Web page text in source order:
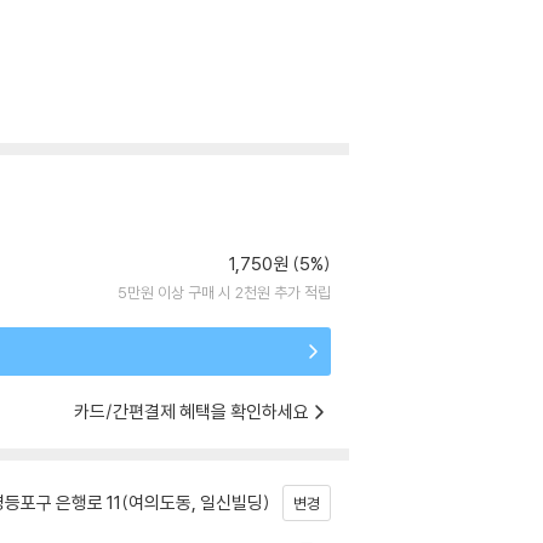
1,750원 (5%)
5만원 이상 구매 시 2천원 추가 적립
카드/간편결제 혜택을 확인하세요
포구 은행로 11(여의도동, 일신빌딩) 변경